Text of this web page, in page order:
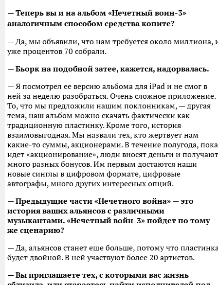
— Теперь вы и на альбом «Нечетный воин-3»
аналогичным способом средства копите?
— Да, мы объявили, что нам требуется около миллиона,
уже процентов 70 собрали.
— Бьорк на подобной затее, кажется, надорвалась.
— Я посмотрел ее версию альбома для iPad и не смог в
ней за неделю разобраться. Очень сложное приложение.
То, что мы предложили нашим поклонникам, — другая
тема, наш альбом можно скачать фактически как
традиционную пластинку. Кроме того, история
взаимовыгодная. Мы назвали тех, кто жертвует нам
какие-то суммы, акционерами. В течение полугода, пока
идет «акционирование», люди вносят деньги и получают
много разных бонусов. Им первым достаются наши
новые синглы в цифровом формате, цифровые
автографы, много других интересных опций.
— Предыдущие части «Нечетного война» — это
история ваших альянсов с различными
музыкантами. «Нечетный войн-3» пойдет по тому
же сценарию?
— Да, альянсов станет еще больше, потому что
будет двойной. В ней участвуют более 20 артистов.
— Вы приглашаете тех, с которыми вас жизнь